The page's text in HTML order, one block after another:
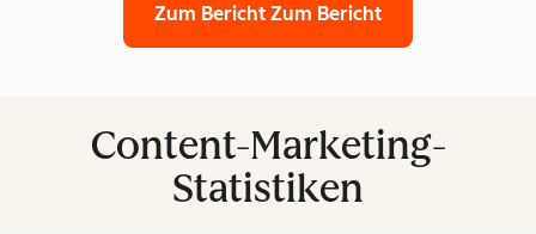
Zum Bericht Zum Bericht
Content-Marketing-
Statistiken